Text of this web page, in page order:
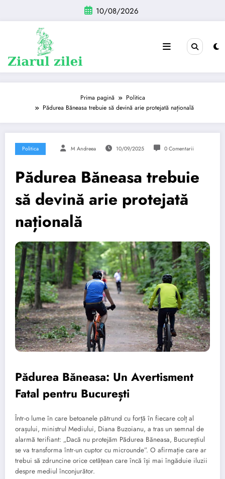
conținut
10/08/2026
Prima pagină
Politica
Pădurea Băneasa trebuie să devină arie protejată națională
Politica M Andreea 10/09/2025 0 Comentarii
Pădurea Băneasa trebuie
să devină arie protejată
națională
Pădurea Băneasa: Un Avertisment
Fatal pentru București
Într-o lume în care betoanele pătrund cu forță în fiecare colț al
orașului, ministrul Mediului, Diana Buzoianu, a tras un semnal de
alarmă terifiant: „Dacă nu protejăm Pădurea Băneasa, Bucureștiul
se va transforma într-un cuptor cu microunde”. O afirmație care ar
trebui să zdruncine orice cetățean care încă își mai îngăduie iluzii
despre mediul înconjurător.